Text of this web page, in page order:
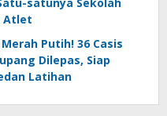
Atlet
Putih! 36 Casis
Dilepas, Siap
Latihan